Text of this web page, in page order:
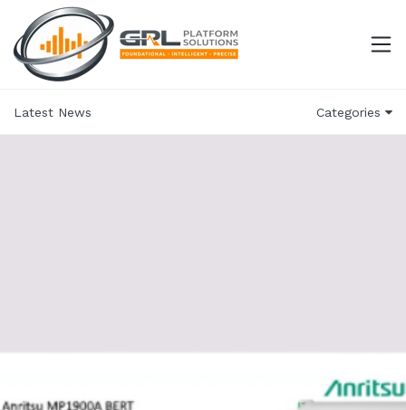
Latest News Categories